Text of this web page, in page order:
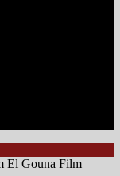
El Gouna Film